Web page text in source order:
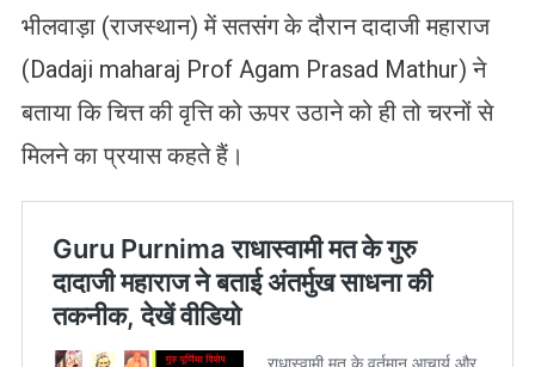
भीलवाड़ा (राजस्थान) में सतसंग के दौरान दादाजी महाराज
(Dadaji maharaj Prof Agam Prasad Mathur) ने
बताया कि चित्त की वृत्ति को ऊपर उठाने को ही तो चरनों से
मिलने का प्रयास कहते हैं।